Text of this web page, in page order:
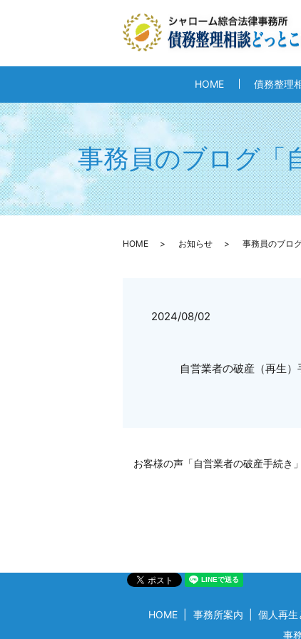
HOME 債務整理
事務員のブログ「
HOME お知らせ 事務員のブロ
2024/08/02
自営業者の破産（再生）
お客様の声「自営業者の破産手続き
HOME 事務所案内 個人再生
事